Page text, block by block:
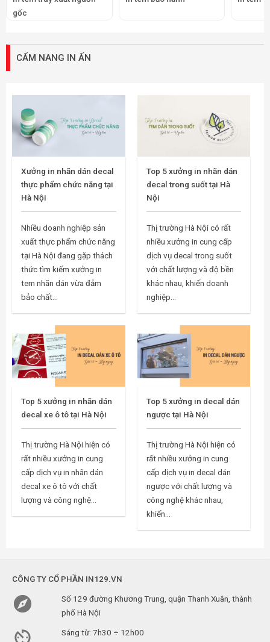
gốc
CẨM NANG IN ẤN
Xưởng in nhãn dán decal
thực phẩm chức năng tại
Hà Nội
Nhiều doanh nghiệp sản
xuất thực phẩm chức năng
tại Hà Nội đang gặp thách
thức tìm kiếm xưởng in
tem nhãn dán vừa đảm
bảo chất...
Top 5 xưởng in nhãn dán
decal trong suốt tại Hà
Nội
Thị trường Hà Nội có rất
nhiều xưởng in cung cấp
dịch vụ decal trong suốt
với chất lượng và độ bền
khác nhau, khiến doanh
nghiệp...
Top 5 xưởng in nhãn dán
decal xe ô tô tại Hà Nội
Thị trường Hà Nội hiện có
rất nhiều xưởng in cung
cấp dịch vụ in nhãn dán
decal xe ô tô với chất
lượng và công nghệ...
Top 5 xưởng in decal dán
ngược tại Hà Nội
Thị trường Hà Nội hiện có
rất nhiều xưởng in cung
cấp dịch vụ in decal dán
ngược với chất lượng và
công nghệ khác nhau,
khiến...
CÔNG TY CỔ PHẦN IN129.VN

Số 129 đường Khương Trung, quận Thanh Xuân, thành
phố Hà Nội

Sáng từ: 7h30 ÷ 12h00